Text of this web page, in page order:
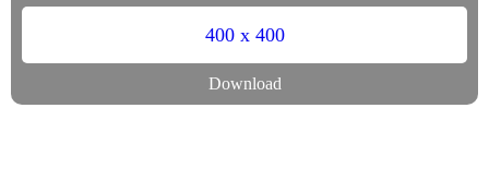
400 x 400
Download